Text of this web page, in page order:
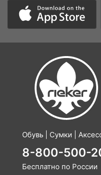
Обувь | Сумки |
8-800-500-
Бесплатно по России